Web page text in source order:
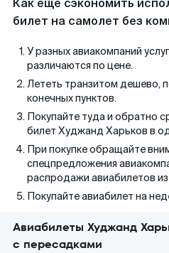
Как еще сэкономить
билет на самолет без
У разных авиакомпаний
различаются по цене.
Лететь транзитом дешево,
конечных пунктов.
Покупайте туда и обратно
билет Худжанд Харьков в
При покупке обращайте
спецпредложения
распродажи авиабилетов
Покупайте авиабилет на
Авиабилеты Худжанд
с пересадками